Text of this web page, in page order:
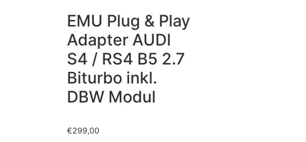
EMU Plug & Play ​
Adapter AUDI
S4 / RS4 B5 2.7
Biturbo inkl.
DBW Modul
€299,00